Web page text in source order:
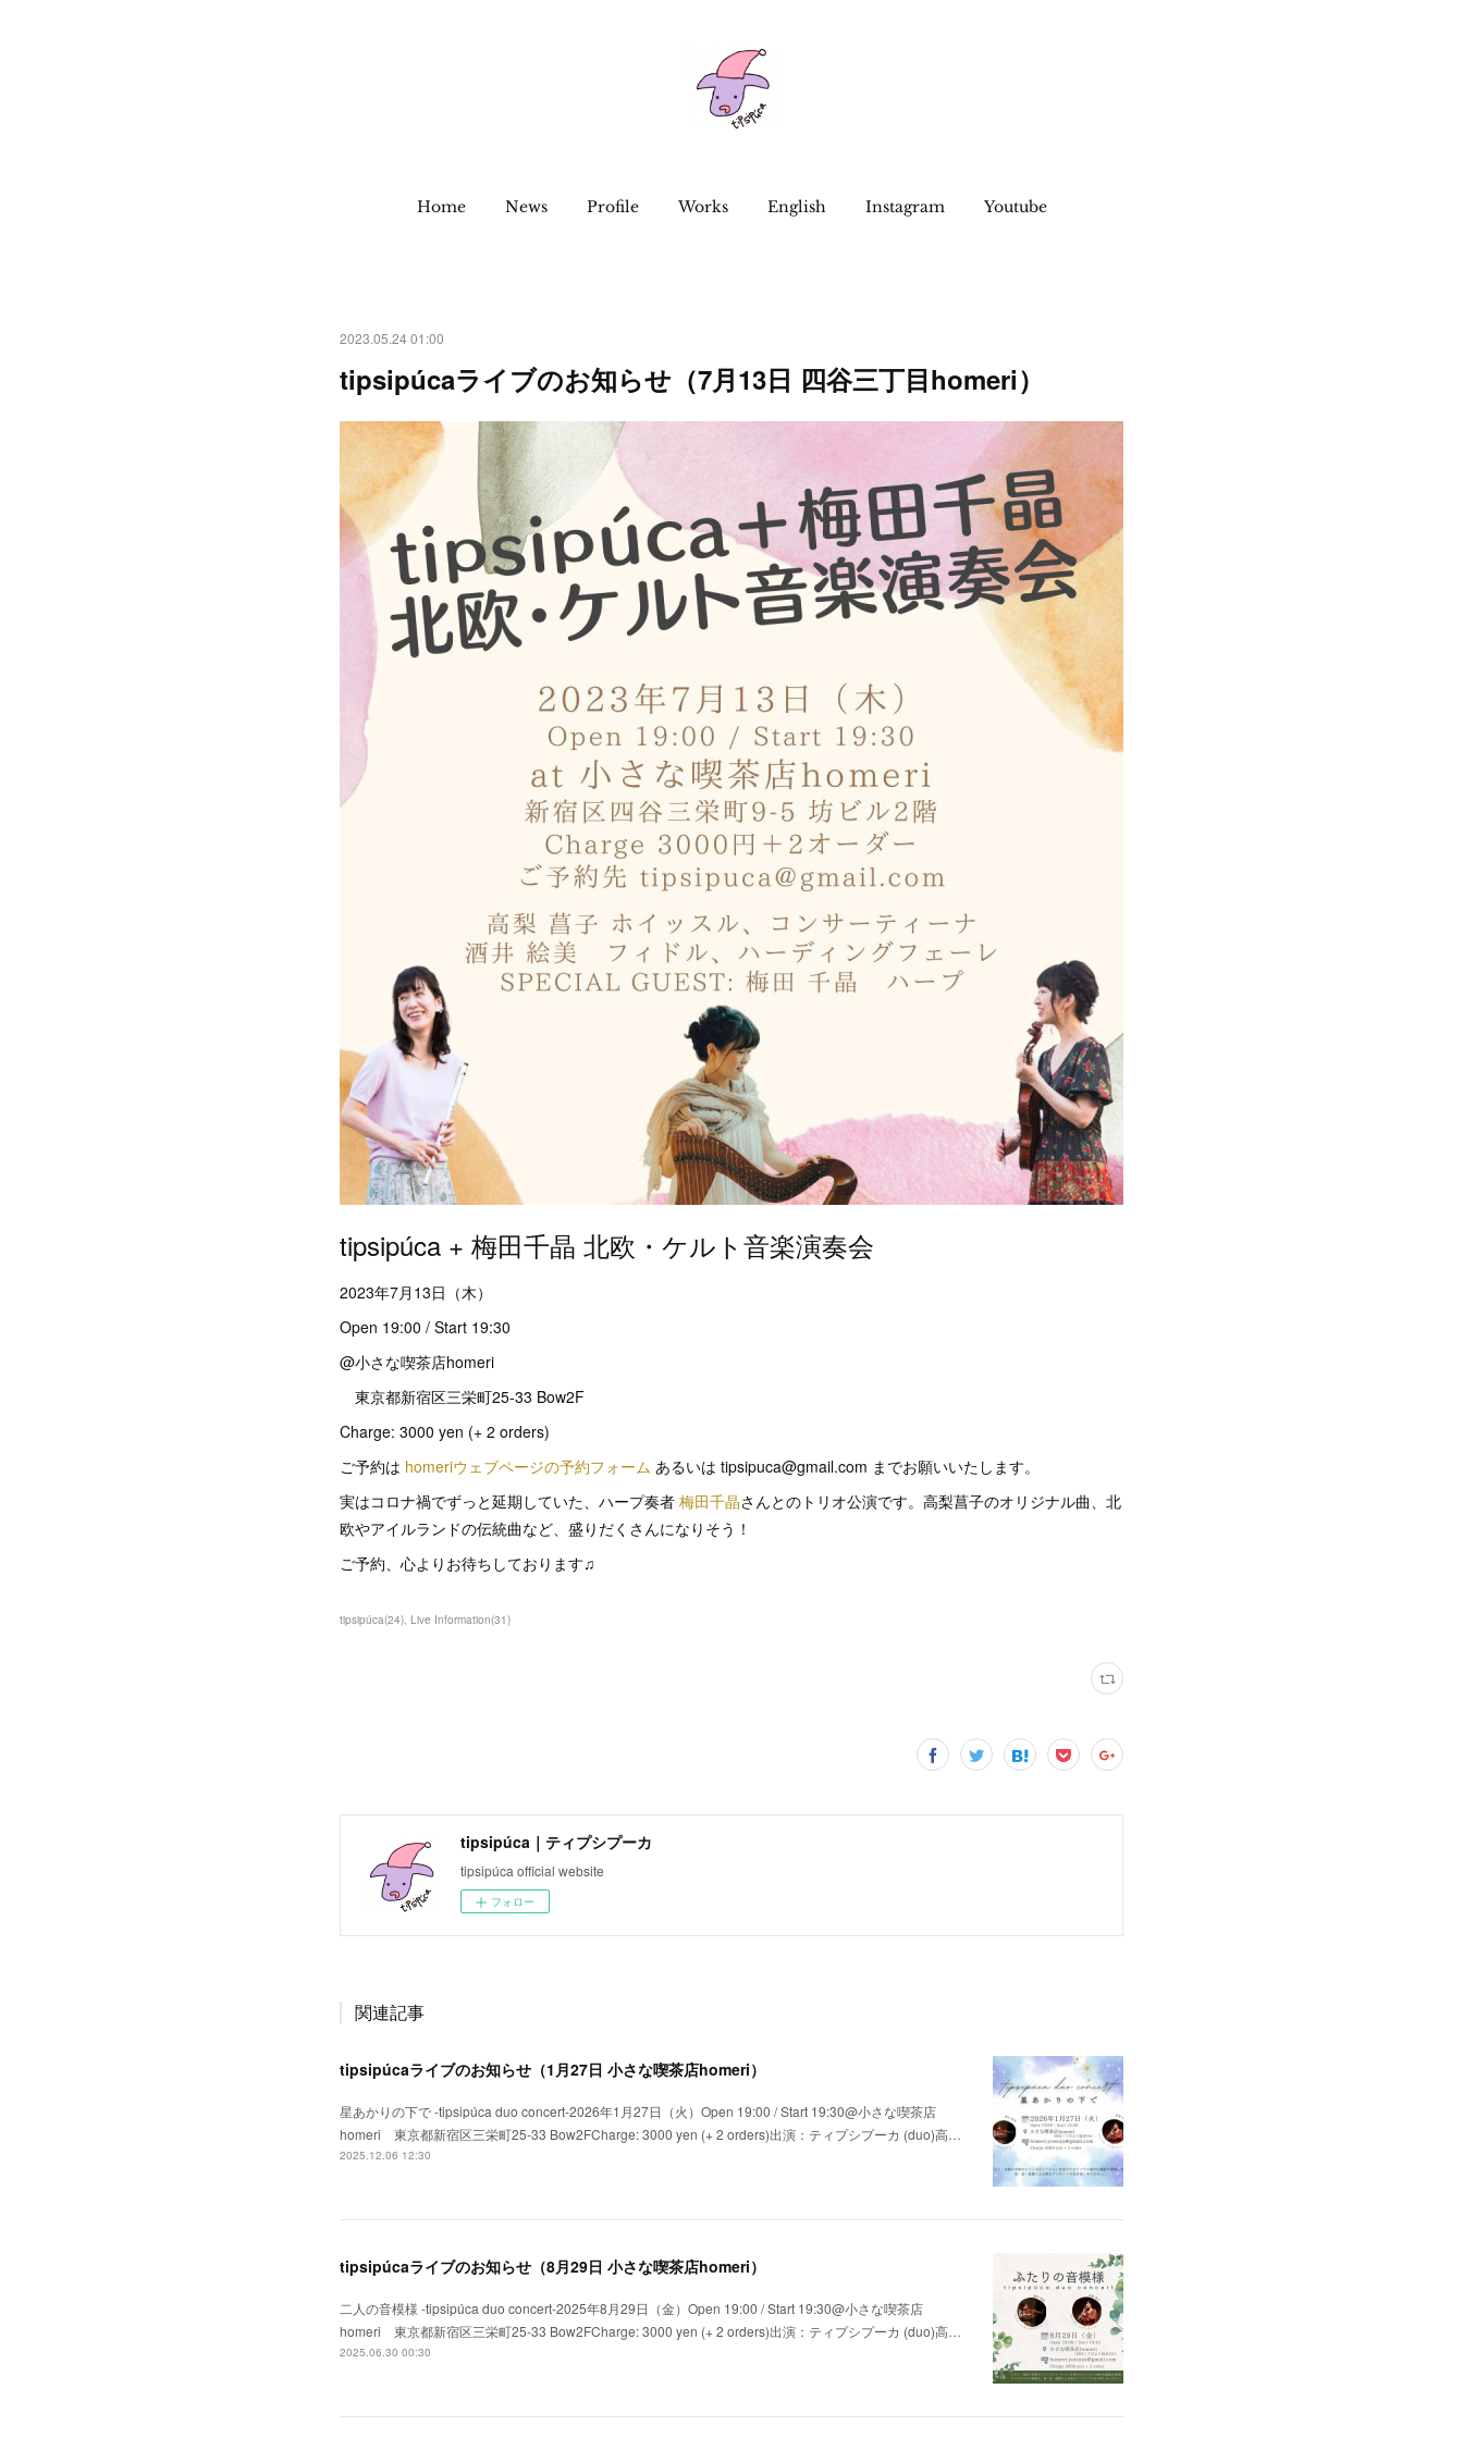
Home News Profile Works English Instagram Youtube
2023.05.24 01:00
tipsipúcaライブのお知らせ（7月13日 四谷三丁目homeri）
tipsipúca + 梅田千晶 北欧・ケルト音楽演奏会
2023年7月13日（木）
Open 19:00 / Start 19:30
@小さな喫茶店homeri
東京都新宿区三栄町25-33 Bow2F
Charge: 3000 yen (+ 2 orders)
ご予約は homeriウェブページの予約フォーム あるいは tipsipuca@gmail.com までお願いいたします。
実はコロナ禍でずっと延期していた、ハープ奏者 梅田千晶さんとのトリオ公演です。高梨菖子のオリジナル曲、北
欧やアイルランドの伝統曲など、盛りだくさんになりそう！
ご予約、心よりお待ちしております♫
tipsipúca(24) Live Information(31)
tipsipúca｜ティプシプーカ
tipsipúca official website
フォロー
関連記事
tipsipúcaライブのお知らせ（1月27日 小さな喫茶店homeri）
星あかりの下で -tipsipúca duo concert-2026年1月27日（火）Open 19:00 / Start 19:30@小さな喫茶店
homeri 東京都新宿区三栄町25-33 Bow2FCharge: 3000 yen (+ 2 orders)出演：ティプシプーカ (duo)高…
2025.12.06 12:30
tipsipúcaライブのお知らせ（8月29日 小さな喫茶店homeri）
二人の音模様 -tipsipúca duo concert-2025年8月29日（金）Open 19:00 / Start 19:30@小さな喫茶店
homeri 東京都新宿区三栄町25-33 Bow2FCharge: 3000 yen (+ 2 orders)出演：ティプシプーカ (duo)高…
2025.06.30 00:30